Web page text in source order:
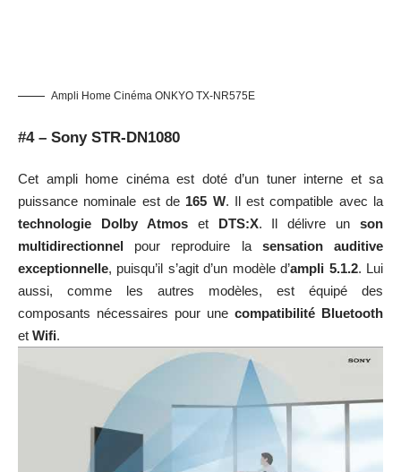
Ampli Home Cinéma ONKYO TX-NR575E
#4 – Sony STR-DN1080
Cet ampli home cinéma est doté d’un tuner interne et sa
puissance nominale est de 165 W. Il est compatible avec la
technologie Dolby Atmoset DTS:X. Il délivre un son
multidirectionnel pour reproduire la sensation auditive
exceptionnelle, puisqu’il s’agit d’un modèle d’ampli 5.1.2. Lui
aussi, comme les autres modèles, est équipé des
composants nécessaires pour une compatibilité Bluetooth
et Wifi.